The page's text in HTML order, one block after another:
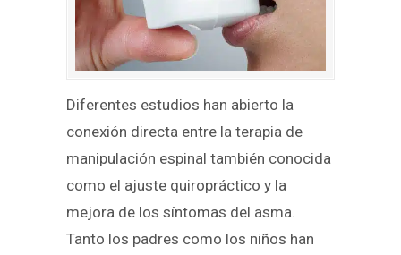
Diferentes estudios han abierto la
conexión directa entre la terapia de
manipulación espinal también conocida
como el ajuste quiropráctico y la
mejora de los síntomas del asma.
Tanto los padres como los niños han